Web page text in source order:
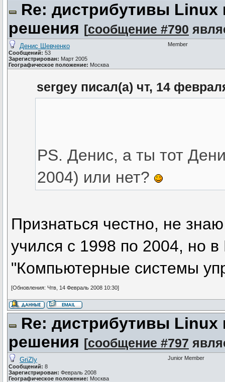
Re: дистрибутивы Linux
решения [сообщение #790
Денис Шевченко
Сообщений: 53
Зарегистрирован: Март 2005
Географическое положение: Москва
Member
sergey писал(а) чт, 14
PS. Денис, а ты тот
2004) или нет?
Признаться честно, не
учился с 1998 по 2004, но
"Компьютерные системы
[Обновления: Чтв, 14 Февраль 2008 10:30]
Re: дистрибутивы Linux
решения [сообщение #797
GriZly
Сообщений: 8
Зарегистрирован: Февраль 2008
Географическое положение: Москва
Junior Member